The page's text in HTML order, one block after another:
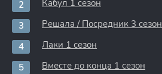
Кабул 1 сезон
Решала / Посредник 3 сезон
Лаки 1 сезон
Вместе до конца 1 сезон